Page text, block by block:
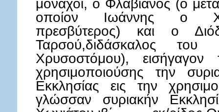
μοναχοί, ο Φλαβιανός (ο
οποίον Ιωάννης ο
πρεσβύτερος) και ο
Ταρσού,διδάσκαλος
Χρυσοστόμου),
χρησιμοποιούσης την
Εκκλησίας εις την
γλώσσαν συριακήν